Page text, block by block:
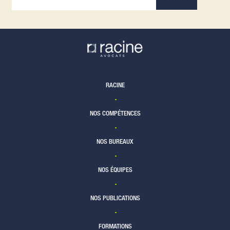
Newsletter 9/01/23
TÉLÉCHARGER
RACINE
NOS COMPÉTENCES
NOS BUREAUX
NOS ÉQUIPES
NOS PUBLICATIONS
FORMATIONS